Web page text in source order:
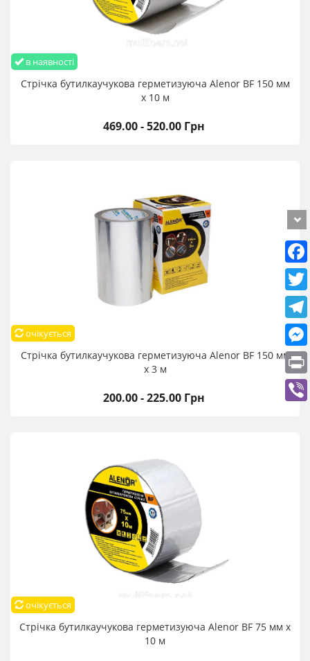
в наявності
Стрічка бутилкаучукова герметизуюча Alenor BF 150 мм
х 10 м
469.00 - 520.00 Грн
очікується
Стрічка бутилкаучукова герметизуюча Alenor BF 150 мм
х 3 м
200.00 - 225.00 Грн
очікується
Стрічка бутилкаучукова герметизуюча Alenor BF 75 мм х
10 м